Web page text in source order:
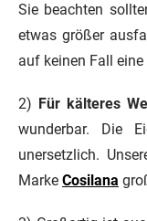
Sie beachten
etwas größer
auf keinen Fall eine
2) Für kälteres
wunderbar. Die
unersetzlich.
Marke Cosilana